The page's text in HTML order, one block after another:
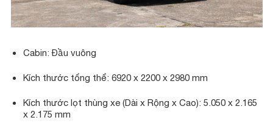
Cabin: Đầu vuông
Kích thước tổng thể: 6920 x 2200 x 2980 mm
Kích thước lọt thùng xe (Dài x Rộng x Cao): 5.050 x 2.165
x 2.175 mm